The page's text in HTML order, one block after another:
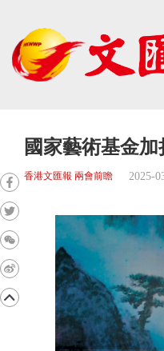
國家藝術基金
香港文匯報 兩會前瞻 2025-